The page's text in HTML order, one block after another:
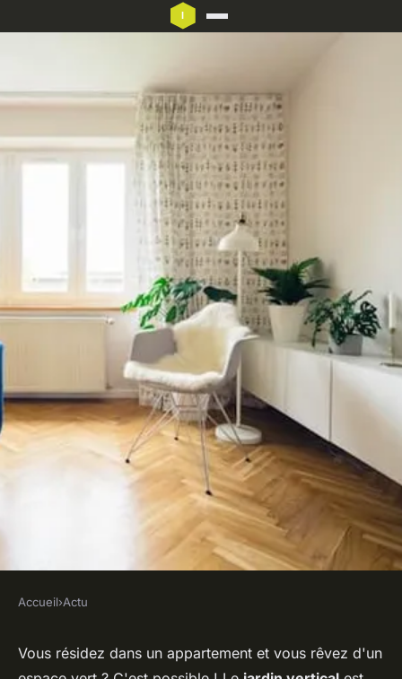
Quelles techniques pour créer
Accueil›Actu
Vous résidez dans un appartement et vous rêvez d'un